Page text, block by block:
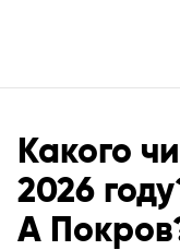
Какого
2026
А